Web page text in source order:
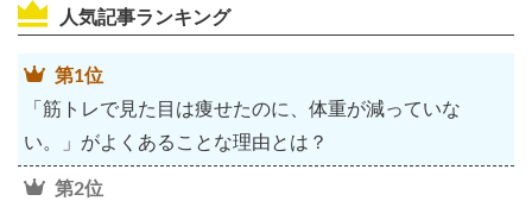
人気記事ランキング
第1位
「筋トレで見た目は痩せたのに、体重が減っていな
い。」がよくあることな理由とは？
第2位